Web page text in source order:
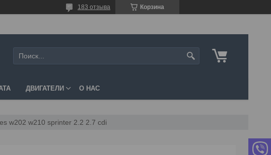
Корзина
183 отзыва
ДВИГАТЕЛИ О НАС
w202 w210 sprinter 2.2 2.7 cdi